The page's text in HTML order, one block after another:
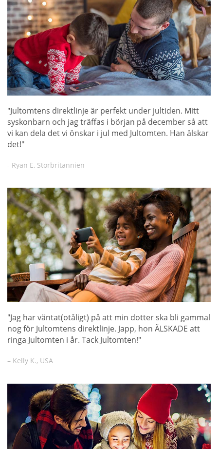
"Jultomtens direktlinje är perfekt under jultiden. Mitt
syskonbarn och jag träffas i början på december så att
vi kan dela det vi önskar i jul med Jultomten. Han älskar
det!"
- Ryan E, Storbritannien
"Jag har väntat(otåligt) på att min dotter ska bli gammal
nog för Jultomtens direktlinje. Japp, hon ÄLSKADE att
ringa Jultomten i år. Tack Jultomten!"
– Kelly K., USA